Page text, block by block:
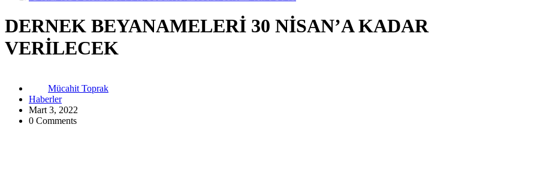
DERNEK BEYANAMELERİ 30 NİSAN’A KADAR
VERİLECEK
Mücahit Toprak
Haberler
Mart 3, 2022
0 Comments